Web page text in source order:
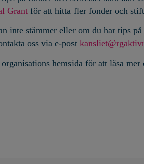
Grant för att hitta fler fonder och
inte stämmer eller om du har tips på
oss via e-post
hemsida för att läsa mer